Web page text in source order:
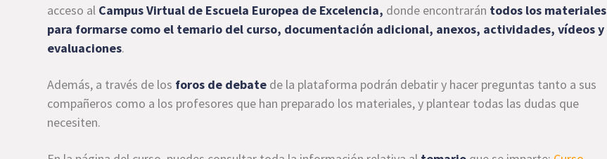
acceso al Campus Virtual de Escuela Europea de Excelencia, donde encontrarán todos los materiales
para formarse como el temario del curso, documentación adicional, anexos, actividades, vídeos y
evaluaciones.
Además, a través de los foros de debate de la plataforma podrán debatir y hacer preguntas tanto a sus
compañeros como a los profesores que han preparado los materiales, y plantear todas las dudas que
necesiten.